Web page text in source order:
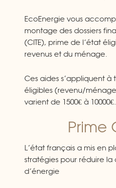
EcoEnergie vous
montage des dossiers
(CITE), prime de l’état
revenus et du ménage.
Ces aides s’appliquent à
éligibles (revenu/
varient de 1500€ à 10000€.
Prime
L’état français a mis en
stratégies pour réduire
d’énergie